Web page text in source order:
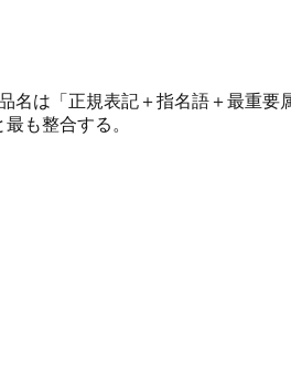
は「正規表記＋指名語＋最重要
も整合する。